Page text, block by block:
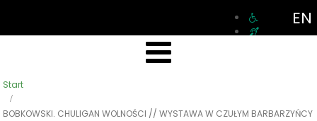
EN
Start
BOBKOWSKI. CHULIGAN WOLNOŚCI // WYSTAWA W CZUŁYM BARBARZYŃCY